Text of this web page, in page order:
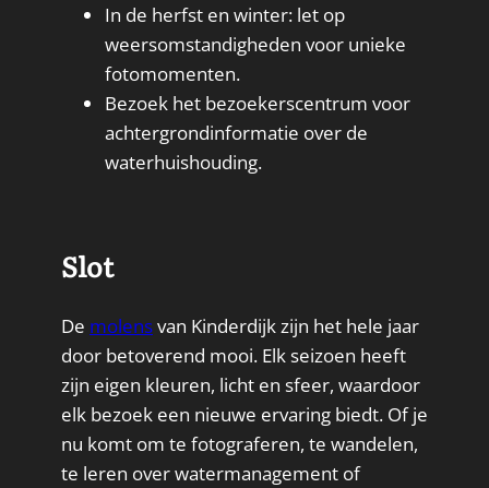
In de herfst en winter: let op
weersomstandigheden voor unieke
fotomomenten.
Bezoek het bezoekerscentrum voor
achtergrondinformatie over de
waterhuishouding.
Slot
De molensvan Kinderdijk zijn het hele jaar
door betoverend mooi. Elk seizoen heeft
zijn eigen kleuren, licht en sfeer, waardoor
elk bezoek een nieuwe ervaring biedt. Of je
nu komt om te fotograferen, te wandelen,
te leren over watermanagement of